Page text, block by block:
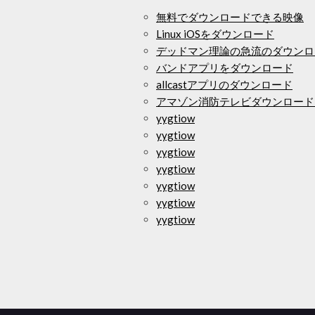
無料でダウンロードできる映像
Linux iOSをダウンロード
デッドマン理論の急流のダウン
バンドアプリをダウンロード
allcastアプリのダウンロード
アマゾン消防テレビダウンロード
yygtiow
yygtiow
yygtiow
yygtiow
yygtiow
yygtiow
yygtiow